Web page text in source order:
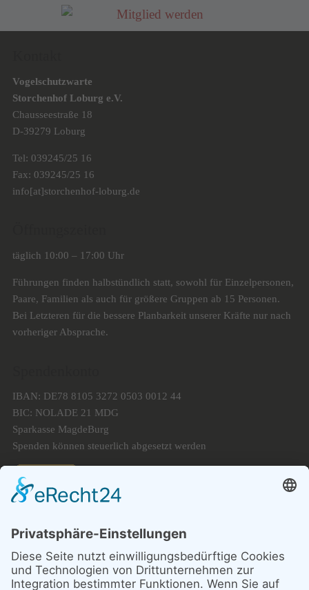
Vogelschutzwarte
Storchenhof Loburg e.V.
Chausseestraße 18
D-39279 Loburg
Tel: 039245/25 16
Fax: 039245/25 16
info[at]storchenhof-loburg.de
täglich 10:00 – 17:00 Uhr
Führungen finden halbstündlich statt, sowohl für Einzelpersonen,
Paare, Familien als auch für größere Gruppen ab 15 Personen.
Bei Letzteren für die bessere Planbarkeit unserer Kräfte nur nach
vorheriger Absprache.
IBAN: DE78 8105 3272 0503 0012 44
BIC: NOLADE 21 MDG
Sparkasse MagdeBurg
Spenden können steuerlich abgesetzt werden
© 1987 – 2025